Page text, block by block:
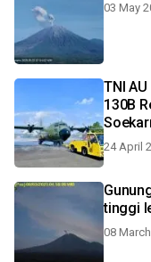
03 May
TNI
130B
24 April
tinggi
08